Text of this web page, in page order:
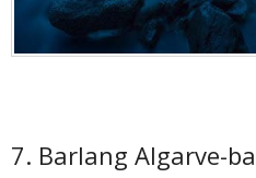
7. Barlang Algarve-